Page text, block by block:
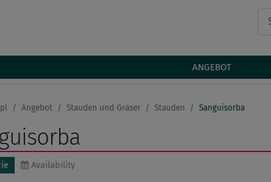
ANGEBOT
Angebot Stauden und Gräser Stauden Sanguisorba
Availability